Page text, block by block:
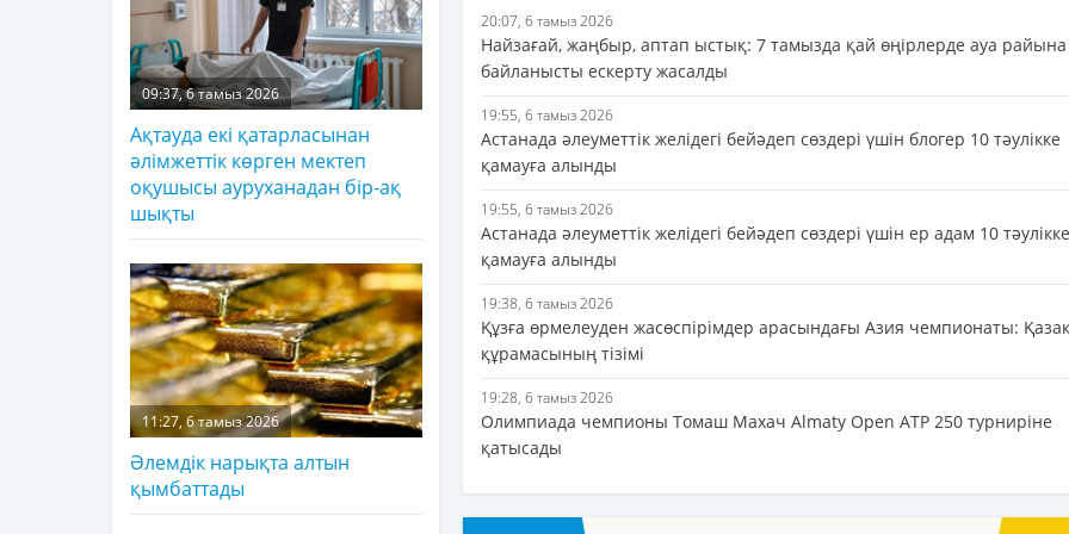
20:07, 6 тамыз 2026
Найзағай, жаңбыр, аптап ыстық: 7 тамызда қай өңірлерде ауа райына
байланысты ескерту жасалды
19:55, 6 тамыз 2026
Астанада әлеуметтік желідегі бейәдеп сөздері үшін блогер 10 тәулікке
қамауға алынды
19:55, 6 тамыз 2026
Астанада әлеуметтік желідегі бейәдеп сөздері үшін ер адам 10 тәулікке
қамауға алынды
19:38, 6 тамыз 2026
Құзға өрмелеуден жасөспірімдер арасындағы Азия чемпионаты:
құрамасының тізімі
19:28, 6 тамыз 2026
Олимпиада чемпионы Томаш Махач Almaty Open ATP 250 турниріне
қатысады
09:37, 6 тамыз 2026
Ақтауда екі қатарласынан
әлімжеттік көрген мектеп
оқушысы ауруханадан бір-ақ
шықты
11:27, 6 тамыз 2026
Әлемдік нарықта алтын
қымбаттады